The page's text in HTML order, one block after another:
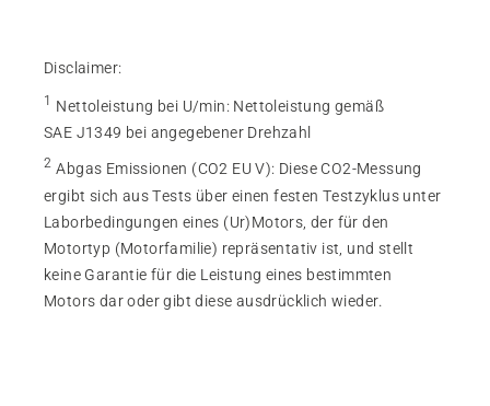
Disclaimer:
1 Nettoleistung bei U/min: Nettoleistung gemäß
SAE J1349 bei angegebener Drehzahl
2 Abgas Emissionen (CO2 EU V): Diese CO2-Messung
ergibt sich aus Tests über einen festen Testzyklus unter
Laborbedingungen eines (Ur)Motors, der für den
Motortyp (Motorfamilie) repräsentativ ist, und stellt
keine Garantie für die Leistung eines bestimmten
Motors dar oder gibt diese ausdrücklich wieder.